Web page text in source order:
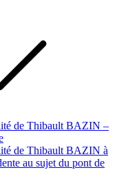
de Thibault BAZIN –
de Thibault BAZIN à
au sujet du pont de